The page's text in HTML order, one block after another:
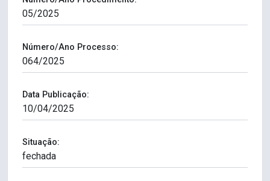
Número/Ano Processo:
Data Publicação:
Situação: